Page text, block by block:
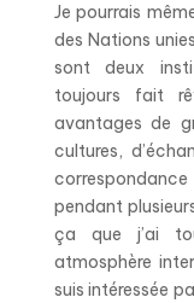
Je pourrais
des Nations
sont deux
toujours fait
avantages de
cultures,
pendant
ça que j’ai
atmosphère
suis intéressée